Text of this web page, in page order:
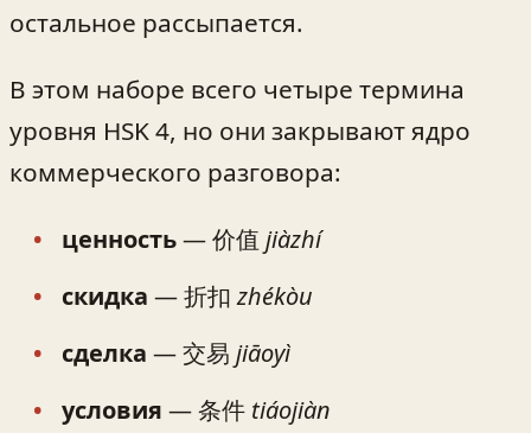
остальное рассыпается.
В этом наборе всего четыре термина
уровня HSK 4, но они закрывают ядро
коммерческого разговора:
ценность— 价值 jiàzhí
скидка — 折扣zhékòu
сделка — 交易 jiāoyì
условия — 条件 tiáojiàn